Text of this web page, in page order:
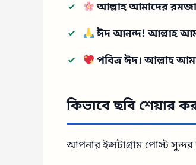
আল্লাহ আমাদের
ঈদ আনন্দ! আল্লাহ
পবিত্র ঈদ। আল্লাহ
কিভাবে ছবি শেয়ার
আপনার ইন্সটাগ্রাম পোস্ট